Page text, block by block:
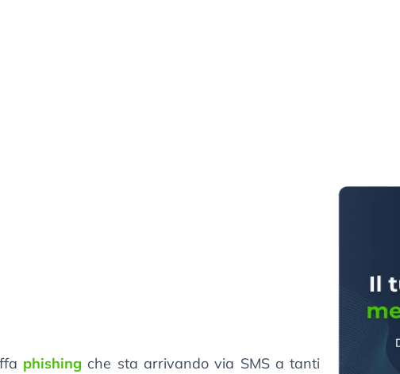
phishing che sta arrivando via SMS a tanti